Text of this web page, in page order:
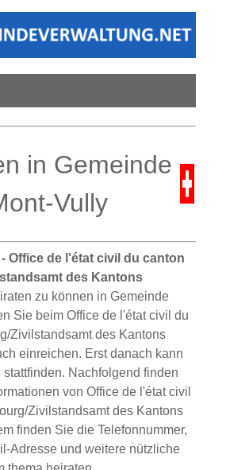
in Gemeinde
Vully
Office de l'état civil du canton
des Kantons
zu können in Gemeinde
Sie beim Office de l'état civil du
Zivilstandsamt des Kantons
einreichen. Erst danach kann
Nachfolgend finden
von Office de l'état civil
Zivilstandsamt des Kantons
finden Sie die Telefonnummer,
Adresse und weitere nützliche